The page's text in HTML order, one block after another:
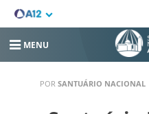
MENU
POR SANTUÁRIO NACIONAL